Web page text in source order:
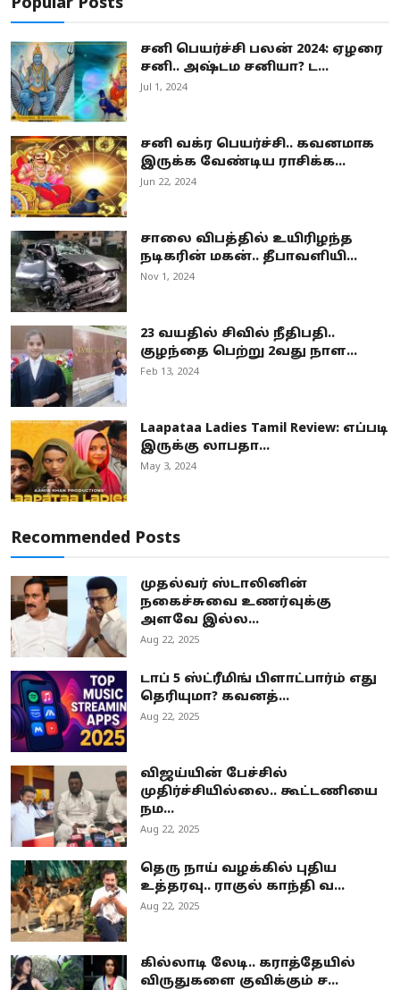
சனி பெயர்ச்சி பலன் 2024: ஏழரை
சனி.. அஷ்டம சனியா? ட...
Jul 1, 2024
சனி வக்ர பெயர்ச்சி.. கவனமாக
இருக்க வேண்டிய ராசிக்க...
Jun 22, 2024
சாலை விபத்தில் உயிரிழந்த
நடிகரின் மகன்.. தீபாவளியி...
Nov 1, 2024
23 வயதில் சிவில் நீதிபதி..
குழந்தை பெற்று 2வது நாள...
Feb 13, 2024
Laapataa Ladies Tamil Review: எப்படி
இருக்கு லாபதா...
May 3, 2024
Recommended Posts
முதல்வர் ஸ்டாலினின்
நகைச்சுவை உணர்வுக்கு
அளவே இல்ல...
Aug 22, 2025
டாப் 5 ஸ்ட்ரீமிங் பிளாட்பார்ம் எது
தெரியுமா? கவனத்...
Aug 22, 2025
விஜய்யின் பேச்சில்
முதிர்ச்சியில்லை.. கூட்டணியை
நம...
Aug 22, 2025
தெரு நாய் வழக்கில் புதிய
உத்தரவு.. ராகுல் காந்தி வ...
Aug 22, 2025
கில்லாடி லேடி.. கராத்தேயில்
விருதுகளை குவிக்கும் ச...